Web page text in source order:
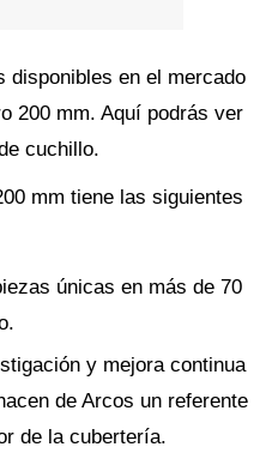
disponibles en el mercado
200 mm. Aquí podrás ver
cuchillo.
mm tiene las siguientes
únicas en más de 70
y mejora continua
de Arcos un referente
de la cubertería.